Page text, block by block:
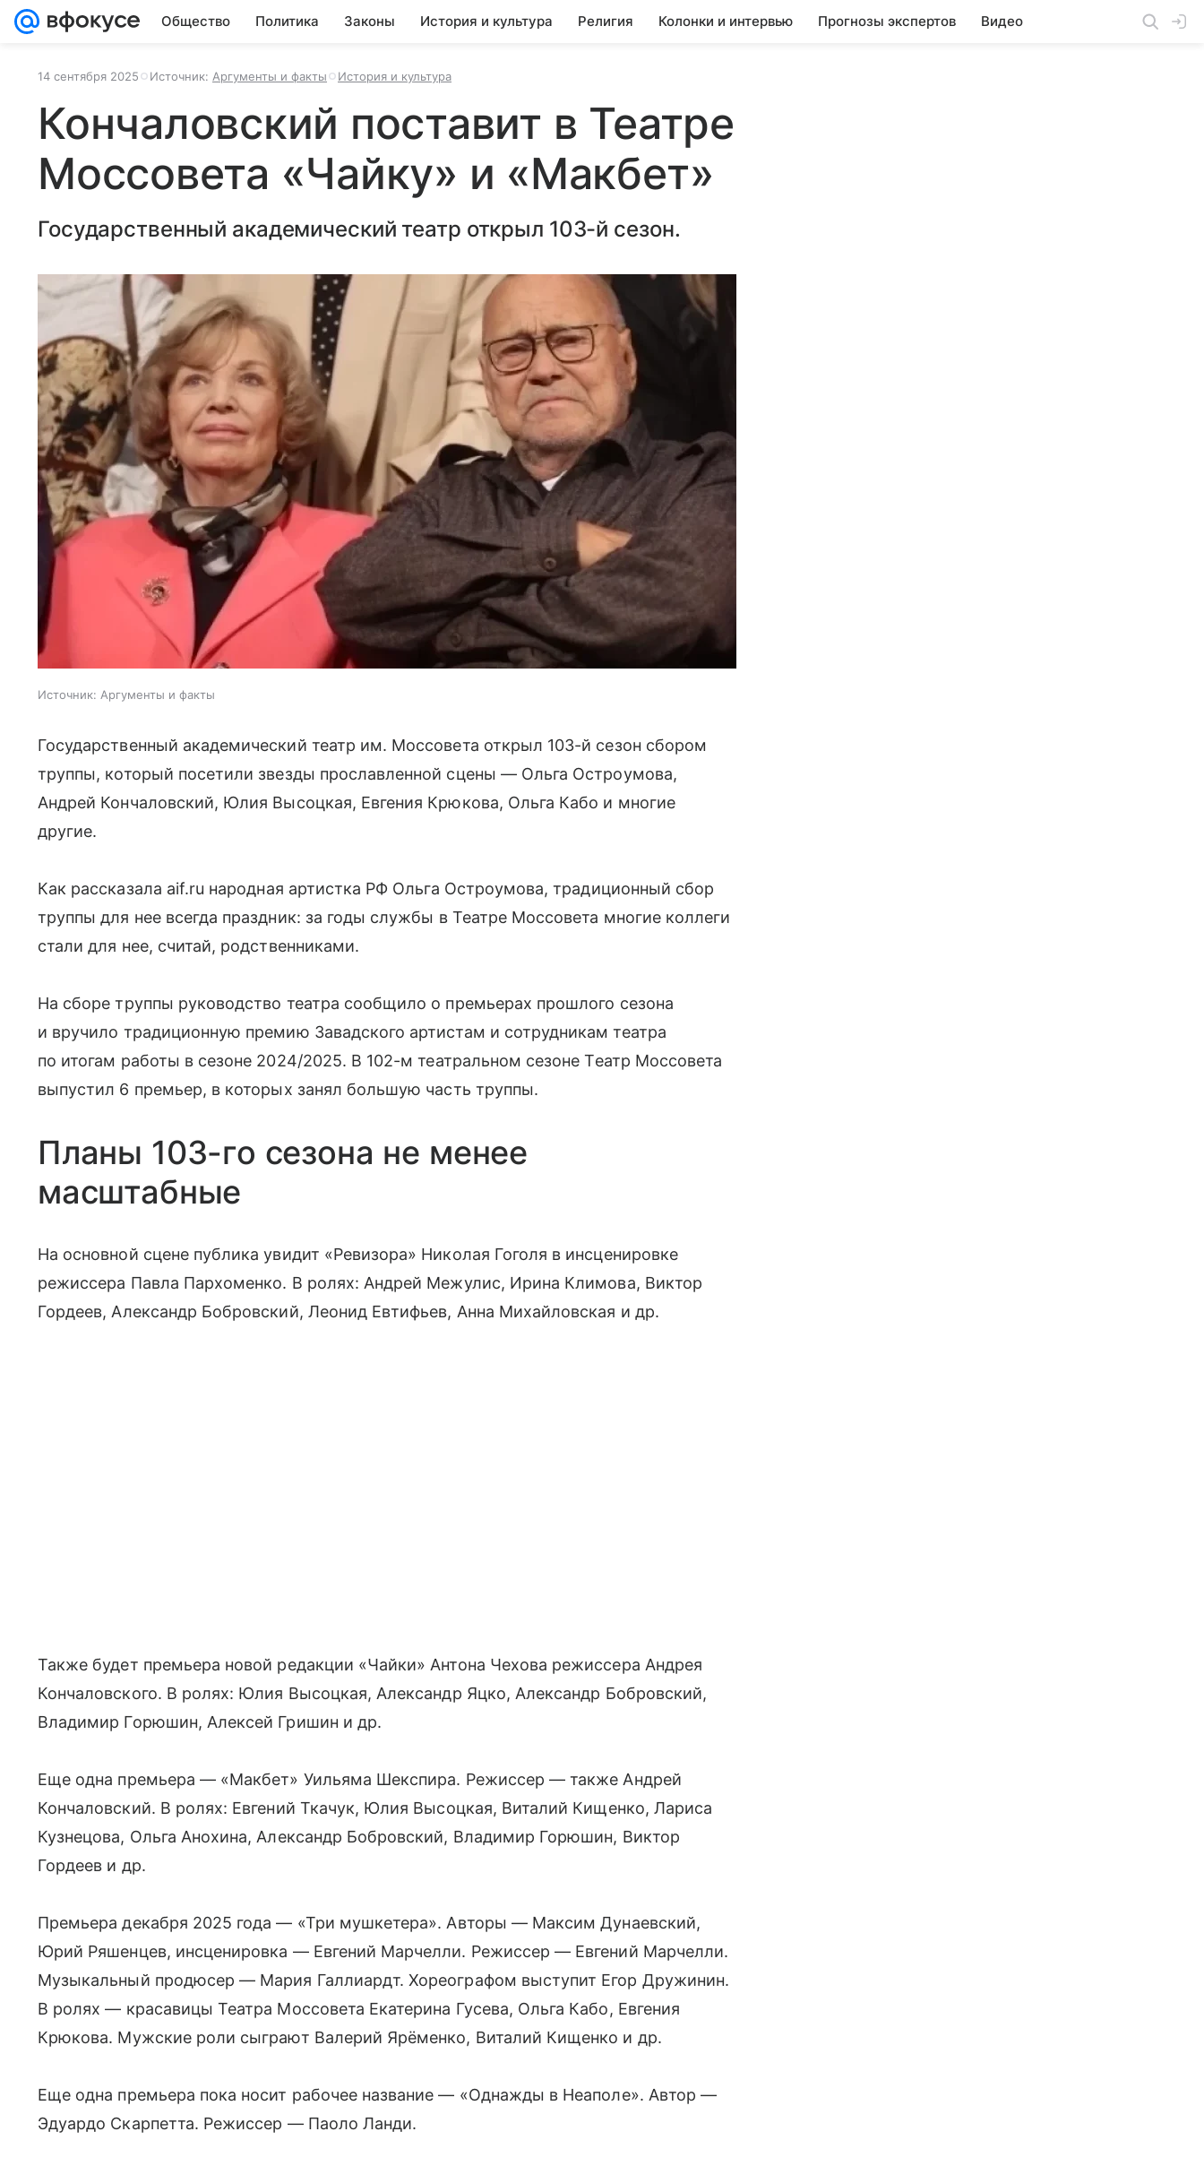
Общество Политика Законы История и культура Религия Колонки и интервью Прогнозы экспертов Видео
14 сентября 2025 Источник: Аргументы и факты История и культура
Кончаловский поставит в Театре
Моссовета «Чайку» и «Макбет»
Государственный академический театр открыл 103-й сезон.
Источник: Аргументы и факты
Государственный академический театр им. Моссовета открыл 103-й сезон сбором
труппы, который посетили звезды прославленной сцены — Ольга Остроумова,
Андрей Кончаловский, Юлия Высоцкая, Евгения Крюкова, Ольга Кабо и многие
другие.
Как рассказала aif.ru народная артистка РФ Ольга Остроумова, традиционный сбор
труппы для нее всегда праздник: за годы службы в Театре Моссовета многие коллеги
стали для нее, считай, родственниками.
На сборе труппы руководство театра сообщило о премьерах прошлого сезона
и вручило традиционную премию Завадского артистам и сотрудникам театра
по итогам работы в сезоне 2024/2025. В 102-м театральном сезоне Театр Моссовета
выпустил 6 премьер, в которых занял большую часть труппы.
Планы 103-го сезона не менее
масштабные
На основной сцене публика увидит «Ревизора» Николая Гоголя в инсценировке
режиссера Павла Пархоменко. В ролях: Андрей Межулис, Ирина Климова, Виктор
Гордеев, Александр Бобровский, Леонид Евтифьев, Анна Михайловская и др.
Также будет премьера новой редакции «Чайки» Антона Чехова режиссера Андрея
Кончаловского. В ролях: Юлия Высоцкая, Александр Яцко, Александр Бобровский,
Владимир Горюшин, Алексей Гришин и др.
Еще одна премьера — «Макбет» Уильяма Шекспира. Режиссер — также Андрей
Кончаловский. В ролях: Евгений Ткачук, Юлия Высоцкая, Виталий Кищенко, Лариса
Кузнецова, Ольга Анохина, Александр Бобровский, Владимир Горюшин, Виктор
Гордеев и др.
Премьера декабря 2025 года — «Три мушкетера». Авторы — Максим Дунаевский,
Юрий Ряшенцев, инсценировка — Евгений Марчелли. Режиссер — Евгений Марчелли.
Музыкальный продюсер — Мария Галлиардт. Хореографом выступит Егор Дружинин.
В ролях — красавицы Театра Моссовета Екатерина Гусева, Ольга Кабо, Евгения
Крюкова. Мужские роли сыграют Валерий Ярёменко, Виталий Кищенко и др.
Еще одна премьера пока носит рабочее название — «Однажды в Неаполе». Автор —
Эдуардо Скарпетта. Режиссер — Паоло Ланди.